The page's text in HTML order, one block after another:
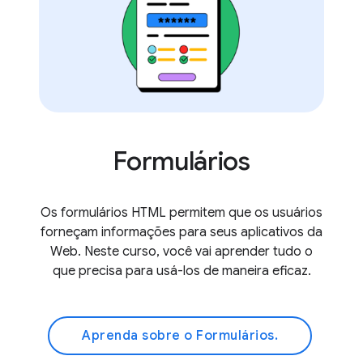
Formulários
Os formulários HTML permitem que os usuários
forneçam informações para seus aplicativos da
Web. Neste curso, você vai aprender tudo o
que precisa para usá-los de maneira eficaz.
Aprenda sobre o Formulários.